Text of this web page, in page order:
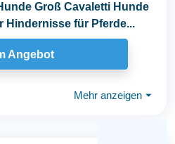
Groß Cavaletti Hunde
Hindernisse für Pferde...
Angebot
Mehr anzeigen ⏷